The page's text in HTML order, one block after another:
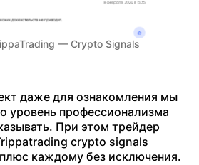
— Crypto Signals
даже для ознакомления мы
уровень профессионализма
При этом трейдер
crypto signals
каждому без исключения.